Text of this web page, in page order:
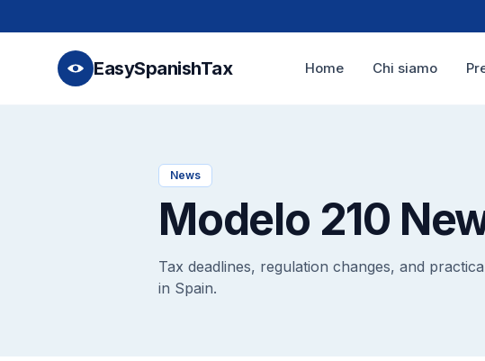
EasySpanishTax Home Chi siamo
News
Modelo 210
Tax deadlines, regulation changes, and
in Spain.